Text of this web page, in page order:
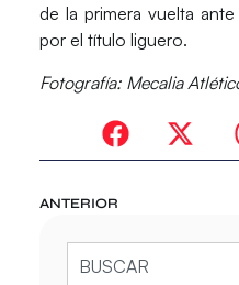
de la primera vuelta
por el título liguero.
Fotografía: Mecalia
ANTERIOR